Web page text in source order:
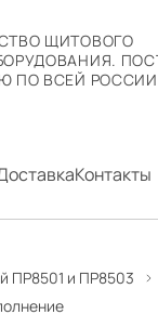
ЩИТОВОГО
ПО ВСЕЙ РОССИИ
Контакты
ПР8501 и ПР8503